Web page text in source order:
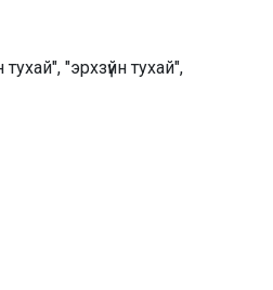
"эрхзүйн тухай",